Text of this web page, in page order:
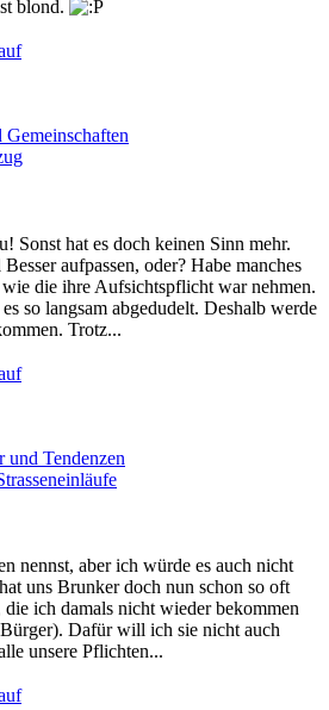
blond.
Gemeinschaften
Sonst hat es doch keinen Sinn mehr.
aufpassen, oder? Habe manches
die ihre Aufsichtspflicht war nehmen.
so langsam abgedudelt. Deshalb werde
Trotz...
und Tendenzen
nennst, aber ich würde es auch nicht
uns Brunker doch nun schon so oft
die ich damals nicht wieder bekommen
Dafür will ich sie nicht auch
unsere Pflichten...